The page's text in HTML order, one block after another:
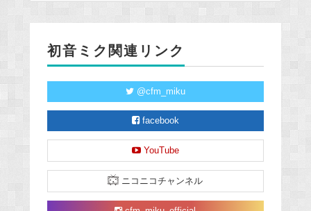
初音ミク関連リンク
@cfm_miku
facebook
YouTube
ニコニコチャンネル